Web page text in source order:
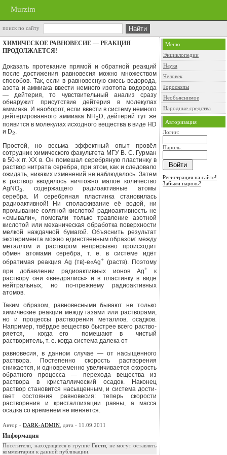
Murzim
поиск по сайту
ХИМИЧЕСКОЕ РАВНОВЕСИЕ — РЕАКЦИЯ
ПРОДОЛЖАЕТСЯ!
Доказать протекание прямой и обратной реакций
после достижения равновесия можно множеством
способов. Так, если в равновесную смесь водорода,
азота и аммиака ввести немного изотопа водорода
— дейтерия, то чувствительный анализ сразу
обнаружит присутствие дей­терия в молекулах
аммиака. И наоборот, если ввести в систему немно­го
дейтерированного аммиака NH2 D,дейтерий тут же
появится в мо­лекулах исходного вещества в виде HD
и D2.
Простой, но весьма эффектный опыт провёл
сотрудник химическо­го факультета МГУ В. С. Гурман
в 50-х гг. XX в. Он помешал серебря­ную пластинку в
раствор нитрата серебра, при этом, как и следовало
ожи­дать, никаких изменений не наблюдалось. Затем
в раствор вводилось ничтожно малое количество
AgNO3
содержащего радиоактивные ато­мы
серебра. И серебряная пластинка становилась
радиоактивной! Ни споласкивание её водой, ни
промывание соляной кислотой радио­активность не
«смывали», помогали только травление азотной
кислотой или механическая обработка поверхности
мелкой наждачной бумагой. Объяснить результат
эксперимента можно единственным образом: между
металлом и раствором непрерывно происходит
обмен атомами серебра, т. е. в системе идёт
обратимая реакция Ag (тв)-e«Ag+ (раств). Поэтому
при добавлении радиоактивных ионов Ag+
к
раствору они «внедрялись» и в пластинку в виде
нейтральных, но по-прежнему радио­активных
атомов.
Таким образом, равновесными бывают не только
химические ре­акции между газами или растворами,
но и процессы растворения ме­таллов, осадков.
Например, твёрдое вещество быстрее всего раство­
ряется,
когда его помешают в
чистый
растворитель, т. е. когда система далека от
равновесия, в данном случае — от насы­щенного
раствора. Постепенно скорость растворения
снижается, и одновременно увеличивается скорость
обратного процес­са — перехода вещества из
раствора в кристаллический осадок. Наконец
раствор становится насыщенным, и система дости­
гает состояния равновесия: теперь скоро­сти
растворения и кристаллизации равны, а масса
осадка со временем не меняется.
Автор - DARK-ADMIN , дата - 11.09.2011
Информация
Посетители, находящиеся в группе Гости, не могут оставлять
комментарии к данной публикации.
Меню
Энциклопедии
Наука
Человек
Гороскопы
Необъяснимое
Народные средства
Авторизация
Логин:
Пароль:
Регистрация на сайте!
Забыли пароль?